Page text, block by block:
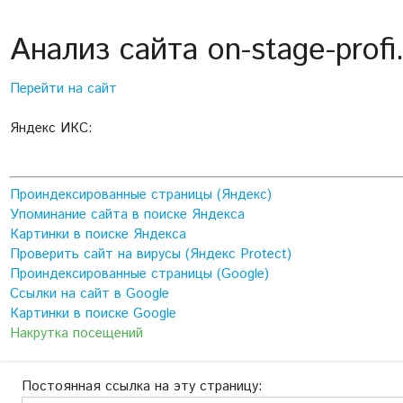
Анализ сайта on-stage-
Перейти на сайт
Яндекс ИКС:
Проиндексированные страницы (Яндекс)
Упоминание сайта в поиске Яндекса
Картинки в поиске Яндекса
Проверить сайт на вирусы (Яндекс Protect)
Проиндексированные страницы (Google)
Ссылки на сайт в Google
Картинки в поиске Google
Накрутка посещений
Постоянная ссылка на эту страницу: